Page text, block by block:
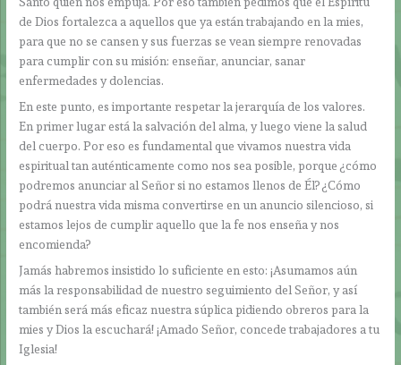
de Dios fortalezca a aquellos que ya están trabajando en la mies,
para que no se cansen y sus fuerzas se vean siempre renovadas
para cumplir con su misión: enseñar, anunciar, sanar
enfermedades y dolencias.
En este punto, es importante respetar la jerarquía de los valores.
En primer lugar está la salvación del alma, y luego viene la salud
del cuerpo. Por eso es fundamental que vivamos nuestra vida
espiritual tan auténticamente como nos sea posible, porque ¿cómo
podremos anunciar al Señor si no estamos llenos de Él? ¿Cómo
podrá nuestra vida misma convertirse en un anuncio silencioso, si
estamos lejos de cumplir aquello que la fe nos enseña y nos
encomienda?
Jamás habremos insistido lo suficiente en esto: ¡Asumamos aún
más la responsabilidad de nuestro seguimiento del Señor, y así
también será más eficaz nuestra súplica pidiendo obreros para la
mies y Dios la escuchará! ¡Amado Señor, concede trabajadores a tu
Iglesia!